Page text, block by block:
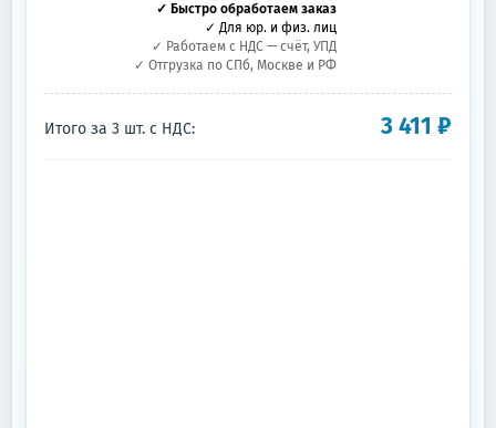
✓ Быстро обработаем заказ
✓ Для юр. и физ. лиц
✓ Работаем с НДС — счёт, УПД
✓ Отгрузка по СПб, Москве и РФ
Итого за 3 шт. с НДС: 3 411 ₽